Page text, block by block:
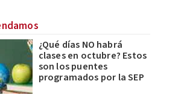
¿Qué días NO habrá
clases en octubre? Estos
son los puentes
programados por la SEP